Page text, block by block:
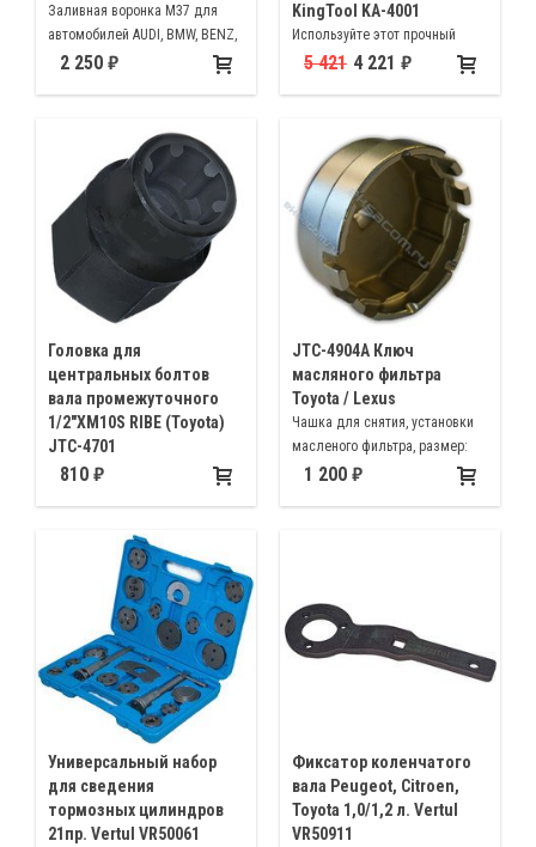
Заливная воронка М37 для
автомобилей AUDI, BMW, BENZ,
PLYMOUTH, PORSHE, VW, VOLVO,
2 250
KingTool KA-4001
Используйте этот прочный
инструмент для быстрой и
прутка пружины < 5/8"
5 421 4 221
Головка для
центральных болтов
вала промежуточного
1/2"ХM10S RIBE (Toyota)
JTC-4701
для регулировки натяжения
810
JTC-4904A Ключ
масляного фильтра
Toyota / Lexus
Чашка для снятия, установки
масленого фильтра, размер:
64,5мм 14 граней
1 200
Универсальный набор
для сведения
тормозных цилиндров
21пр. Vertul VR50061
Фиксатор коленчатого
вала Peugeot, Citroen,
Toyota 1,0/1,2 л. Vertul
VR50911